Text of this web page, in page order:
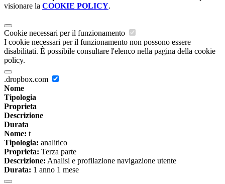
visionare la COOKIE POLICY.
Cookie necessari per il funzionamento
I cookie necessari per il funzionamento non possono essere
disabilitati. È possibile consultare l'elenco nella pagina della cookie
policy.
.dropbox.com
Nome
Tipologia
Proprieta
Descrizione
Durata
Nome: t
Tipologia: analitico
Proprieta: Terza parte
Descrizione: Analisi e profilazione navigazione utente
Durata: 1 anno 1 mese